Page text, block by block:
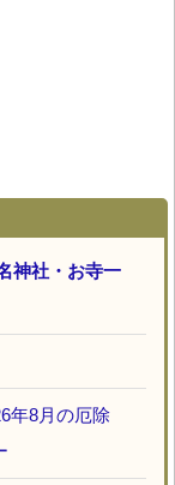
神社・お寺一
年8月の厄除